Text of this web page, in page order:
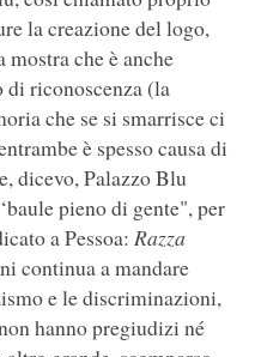
la creazione del logo,
che è anche
di riconoscenza (la
che se si smarrisce ci
è spesso causa di
dicevo, Palazzo Blu
pieno di gente", per
a Pessoa: Razza
continua a mandare
e le discriminazioni,
hanno pregiudizi né